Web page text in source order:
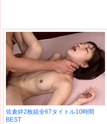
佐倉絆2枚組全67タイトル10時間
BEST